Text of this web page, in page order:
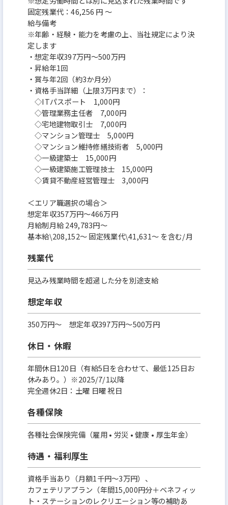
固定残業代：46,256 円 ～
給与備考
※年齢・経験・能力を考慮の上、当社規定により決
定します
・想定年収397万円～500万円
・昇給年1回
・賞与年2回（約3か月分）
・資格手当詳細（上限3万円まで）：
◇ITパスポート 1,000円
◇管理業務主任者 7,000円
◇宅地建物取引士 7,000円
◇マンション管理士 5,000円
◇マンション維持修繕技術者 5,000円
◇一級建築士 15,000円
◇一級建築施工管理技士 15,000円
◇賃貸不動産経営管理士 3,000円
＜エリア職選択の場合＞
想定年収357万円～466万円
月給制月給 249,783円～
基本給\208,152～ 固定残業代\41,631～ を含む/月
残業代
見込み残業時間を超過した分を別途支給
想定年収
350万円〜 想定年収397万円～500万円
休日・休暇
年間休日120日（有給5日を合わせて、最低125日お
休みあり。）※2025/7/1以降
完全週休2日：土曜 日曜 祝日
各種保険
各種社会保険完備（雇用 • 労災 • 健康 • 厚生年金）
待遇・福利厚生
資格手当あり（月額1千円～3万円）、
カフェテリアプラン（年間15,000円分＋ベネフィッ
ト・ステーションのレクリエーション等の補助あ